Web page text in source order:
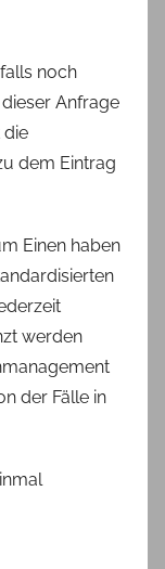
noch
Anfrage
die
dem Eintrag
Einen haben
werden
der Fälle in